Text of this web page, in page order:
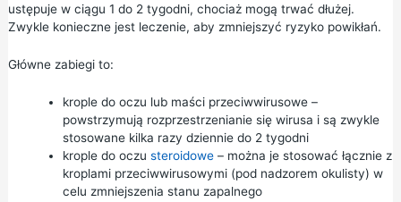
ustępuje w ciągu 1 do 2 tygodni, chociaż mogą trwać dłużej.
Zwykle konieczne jest leczenie, aby zmniejszyć ryzyko powikłań.
Główne zabiegi to:
krople do oczu lub maści przeciwwirusowe –
powstrzymują rozprzestrzenianie się wirusa i są zwykle
stosowane kilka razy dziennie do 2 tygodni
krople do oczu steroidowe– można je stosować łącznie z
kroplami przeciwwirusowymi (pod nadzorem okulisty) w
celu zmniejszenia stanu zapalnego